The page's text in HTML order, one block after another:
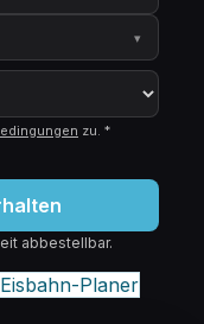
▾
zu. *
abbestellbar.
Planer